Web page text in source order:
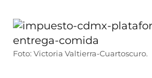
Foto: Victoria Valtierra-Cuartoscuro.